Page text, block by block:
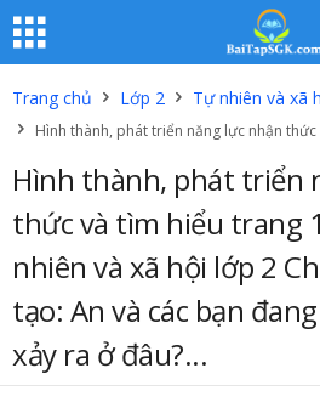
Trang chủ Lớp 2 Tự nhiên và xã
Hình thành, phát triển năng lực nhận
Hình thành, phát triển
thức và tìm hiểu trang
nhiên và xã hội lớp 2
tạo: An và các bạn
xảy ra ở đâu?...